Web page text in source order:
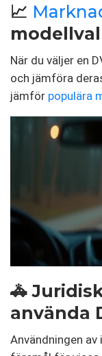
📈
modellval
När du väljer en
och jämföra
jämför populära
🚓
använda
Användningen